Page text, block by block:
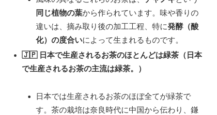
同じ植物の葉から作られています。味や香りの
違いは、摘み取り後の加工工程、特に発酵（酸
化）の度合いによって生まれるものです。
🇯🇵 日本で生産されるお茶のほとんどは緑茶（日本
で生産されるお茶の主流は緑茶。）
日本では生産されるお茶のほぼ全てが緑茶で
す。茶の栽培は奈良時代に中国から伝わり、鎌